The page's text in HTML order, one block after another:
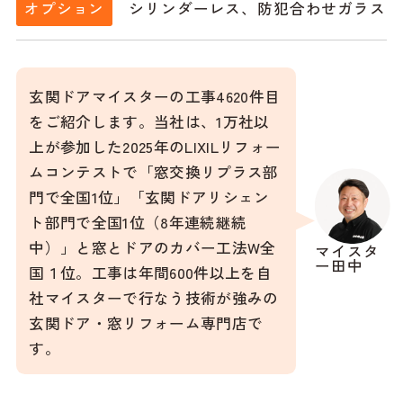
オプション シリンダーレス、防犯合わせガラス
マイスタ
ー田中
玄関ドアマイスターの工事4620件目
をご紹介します。当社は、1万社以
上が参加した2025年のLIXILリフォー
ムコンテストで「窓交換リプラス部
門で全国1位」「玄関ドアリシェン
ト部門で全国1位（8年連続継続
中）」と窓とドアのカバー工法W全
国１位。工事は年間600件以上を自
社マイスターで行なう技術が強みの
玄関ドア・窓リフォーム専門店で
す。